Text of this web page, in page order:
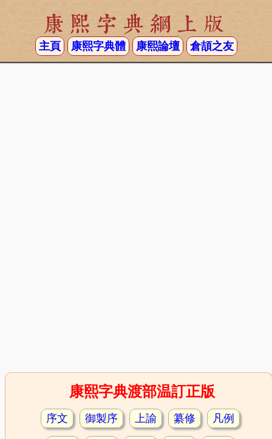
康熙字典網上版
主頁 康熙字典體 康熙論壇 倉頡之友
康熙字典渡部温訂正版
序文 御製序 上諭 纂修 凡例